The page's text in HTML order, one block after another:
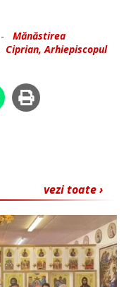
- Mănăstirea
Ciprian, Arhiepiscopul
vezi toate ›